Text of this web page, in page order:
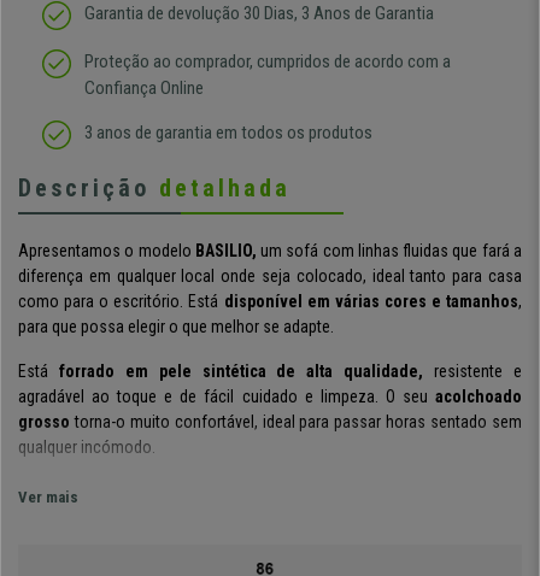
Garantia de devolução 30 Dias, 3 Anos de Garantia
Proteção ao comprador, cumpridos de acordo com a
Confiança Online
3 anos de garantia em todos os produtos
Descrição detalhada
Apresentamos o modelo BASILIO, um sofá com linhas fluidas que fará a
diferença em qualquer local onde seja colocado, ideal tanto para casa
como para o escritório. Está disponível em várias cores e tamanhos,
para que possa elegir o que melhor se adapte.
Está forrado em pele sintética de alta qualidade, resistente e
agradável ao toque e de fácil cuidado e limpeza. O seu acolchoado
grosso torna-o muito confortável, ideal para passar horas sentado sem
qualquer incómodo.
É um sofa de design exclusivo e moderno, com acabamentos de máximo
Ver mais